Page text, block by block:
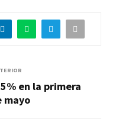
en la primera
mayo